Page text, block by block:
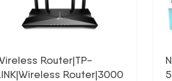
Router|TP-
Router|3000